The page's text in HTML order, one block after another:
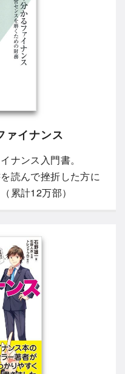
ァイナンス
ナンス入門書。
読んで挫折した方に
累計12万部）